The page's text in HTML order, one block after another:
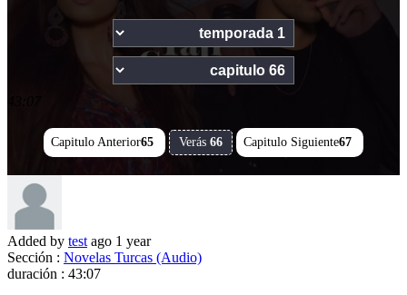
Capitulo Anterior65 Verás 66 Capitulo Siguiente67
Added by test ago 1 year
Sección : Novelas Turcas (Audio)
duración : 43:07